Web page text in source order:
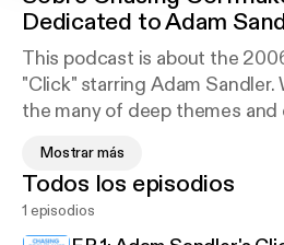
Dedicated to Adam
This podcast is about the
"Click" starring Adam
the many of deep themes
sex, business and just so
Each time we do an episode
Mostrar más
Todos los episodios
1 episodios